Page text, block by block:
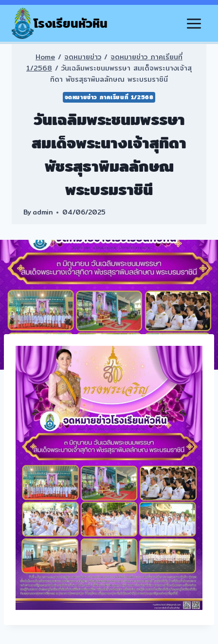
Skip
contentโรงเรียนหัวหิน
Home / จดหมายข่าว / จดหมายข่าว ภาคเรียนที่
1/2568 / วันเฉลิมพระชนมพรรษา สมเด็จพระนางเจ้าสุ
ทิดา พัชรสุธาพิมลลักษณ พระบรมราชินี
จดหมายข่าว ภาคเรียนที่ 1/2568
วันเฉลิมพระชนมพรรษา
สมเด็จพระนางเจ้าสุทิดา
พัชรสุธาพิมลลักษณ
พระบรมราชินี
Byadmin 04/06/2025